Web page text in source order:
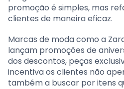
promoção é simples, mas
clientes de maneira eficaz.
Marcas de moda como a
lançam promoções de
dos descontos, peças
incentiva os clientes não
também a buscar por itens